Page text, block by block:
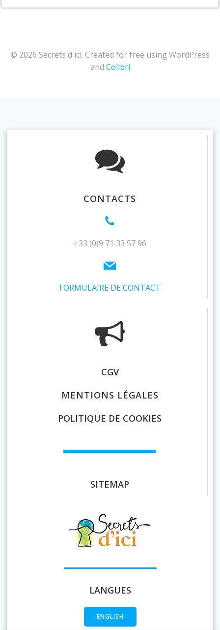
© 2026 Secrets d'ici. Created for free using WordPress
and Colibri
CONTACTS
+33 (0)9 71 33 57 96
FORMULAIRE DE CONTACT
CGV
MENTIONS LÉGALES
POLITIQUE DE COOKIES
SITEMAP
LANGUES
ENGLISH